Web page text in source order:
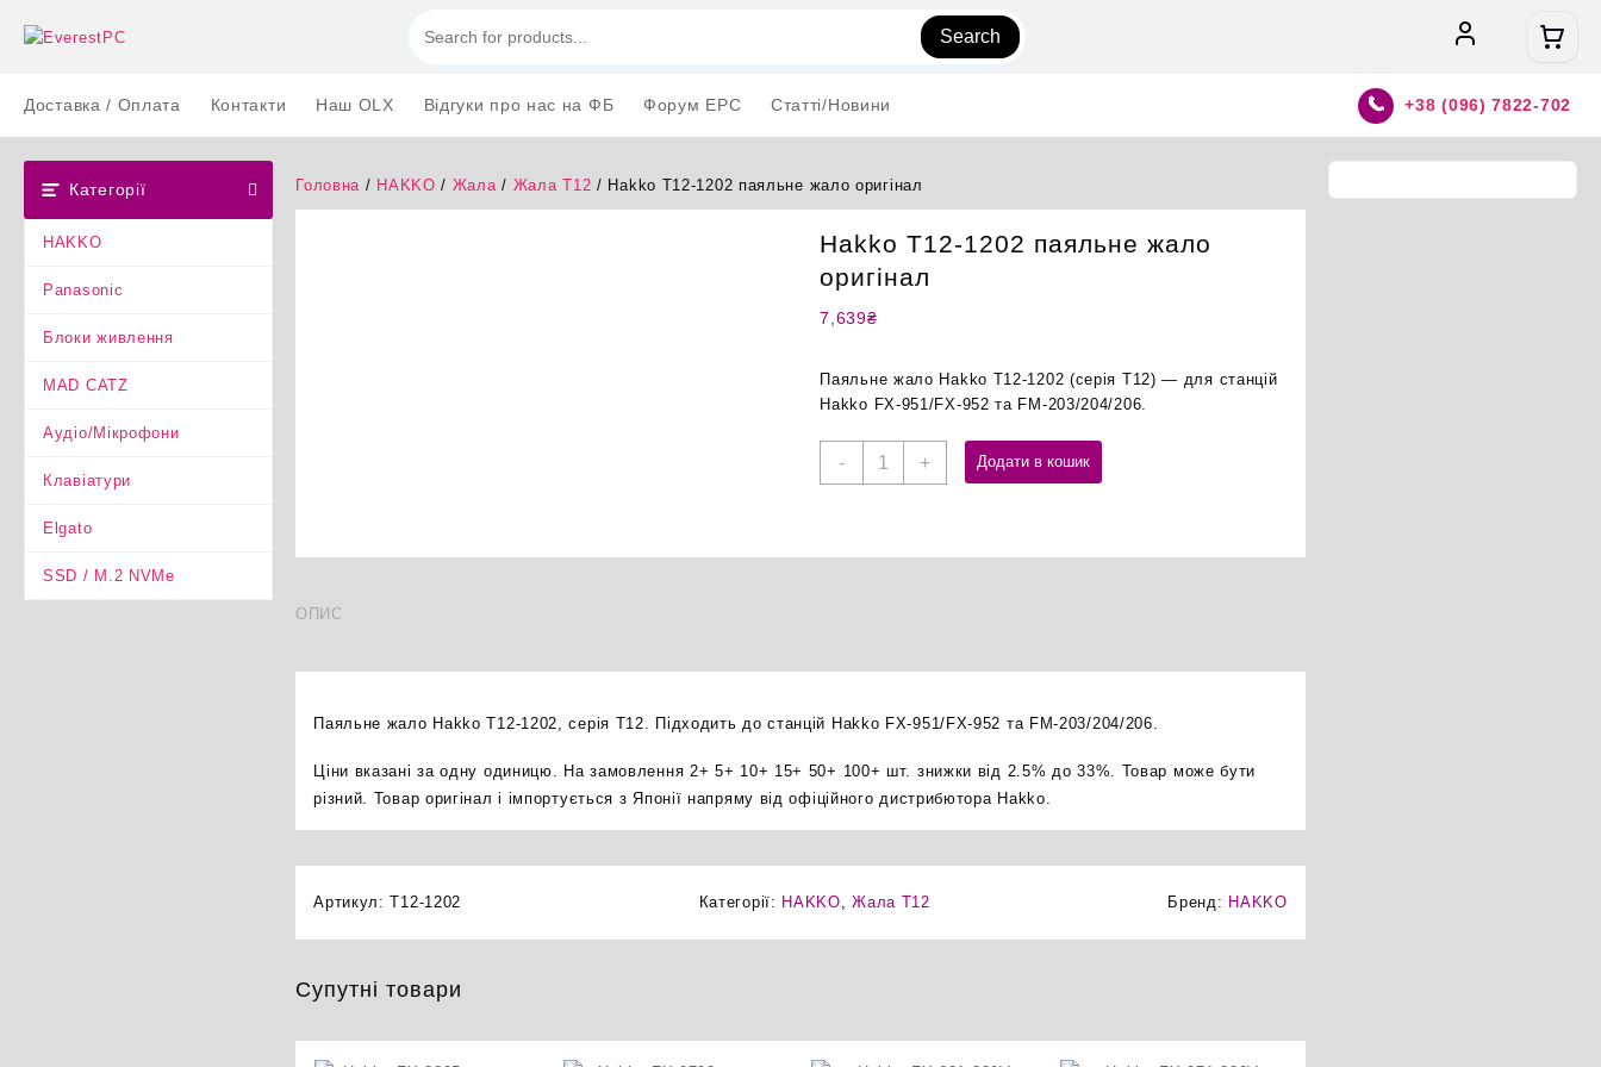
Search
Доставка / Оплата Контакти Наш OLX Відгуки про нас на ФБ Форум EPC Статті/Новини +38 (096) 7822-702
Категорії
HAKKO
Panasonic
Блоки живлення
MAD CATZ
Аудіо/Мікрофони
Клавіатури
Elgato
SSD / M.2 NVMe
Головна / HAKKO / Жала/ Жала T12 / Hakko T12-1202 паяльне жало оригінал
Hakko T12-1202 паяльне жало
оригінал
7,639₴
Паяльне жало Hakko T12-1202 (серія T12) — для станцій
Hakko FX-951/FX-952 та FM-203/204/206.
-
Hakko
жало
+ Додати в кошик
ОПИС
Паяльне жало Hakko T12-1202, серія T12. Підходить до станцій Hakko FX-951/FX-952 та FM-203/204/206.
Ціни вказані за одну одиницю. На замовлення 2+ 5+ 10+ 15+ 50+ 100+ шт. знижки від 2.5% до 33%. Товар може бути
різний. Товар оригінал і імпортується з Японії напряму від офіційного дистрибютора Hakko.
Артикул:T12-1202 Категорії: HAKKO,Жала T12 Бренд: HAKKO
Супутні товари